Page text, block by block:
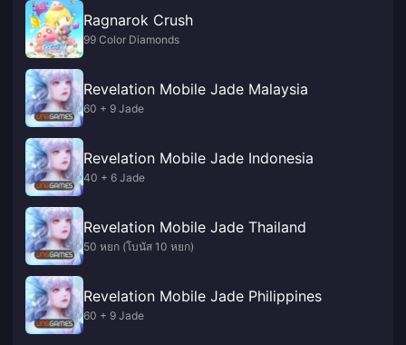
Ragnarok Crush
99 Color Diamonds
Revelation Mobile Jade Malaysia
60 + 9 Jade
Revelation Mobile Jade Indonesia
40 + 6 Jade
Revelation Mobile Jade Thailand
50 หยก (โบนัส 10 หยก)
Revelation Mobile Jade Philippines
60 + 9 Jade